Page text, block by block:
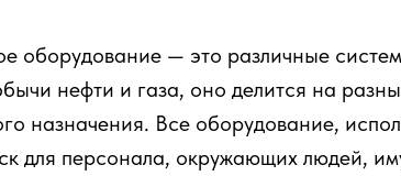
оборудование — это различные
нефти и газа, оно делится на
назначения. Все оборудование,
для персонала, окружающих людей,